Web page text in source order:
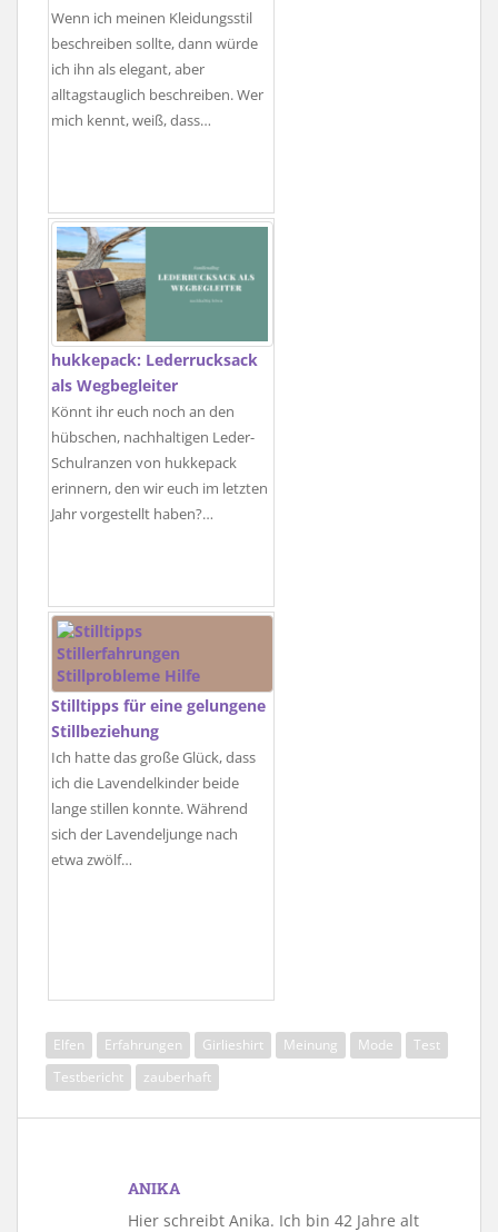
Wenn ich meinen Kleidungsstil
beschreiben sollte, dann würde
ich ihn als elegant, aber
alltagstauglich beschreiben. Wer
mich kennt, weiß, dass…
hukkepack: Lederrucksack
als Wegbegleiter
Könnt ihr euch noch an den
hübschen, nachhaltigen Leder-
Schulranzen von hukkepack
erinnern, den wir euch im letzten
Jahr vorgestellt haben?…
Stilltipps für eine gelungene
Stillbeziehung
Ich hatte das große Glück, dass
ich die Lavendelkinder beide
lange stillen konnte. Während
sich der Lavendeljunge nach
etwa zwölf…
Elfen Erfahrungen Girlieshirt Meinung Mode
Test
Testbericht
zauberhaft
ANIKA
Hier schreibt Anika. Ich bin 42 Jahre alt